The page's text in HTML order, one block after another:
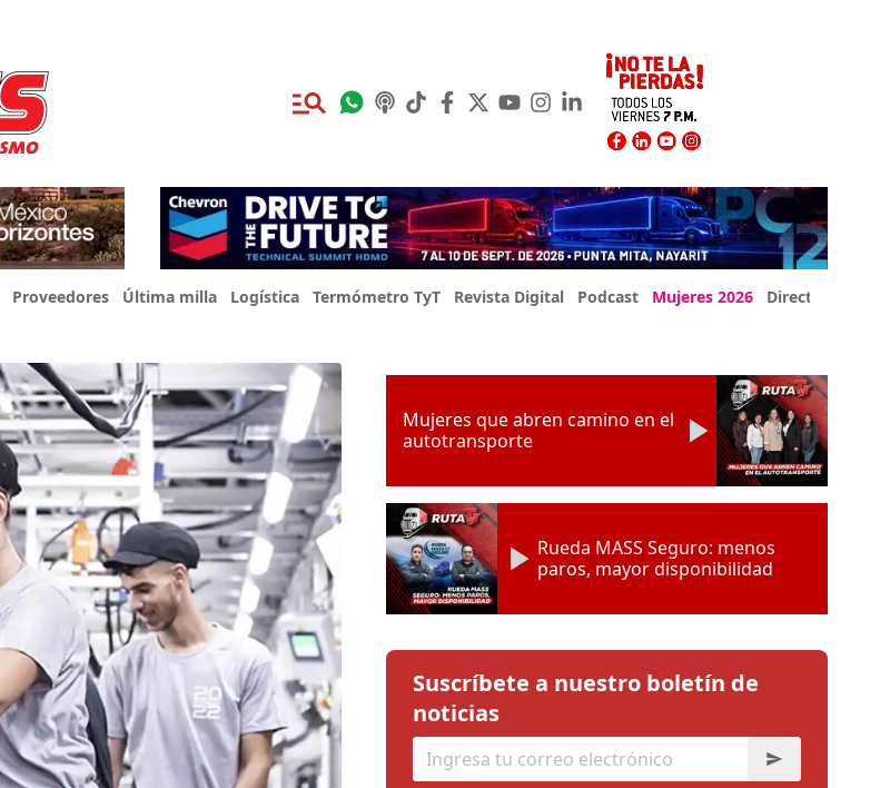
Proveedores Última milla Logística Termómetro TyT Revista Digital Podcast Mujeres 2026 Directorio Expo
Mujeres que abren camino en el
autotransporte
Rueda MASS Seguro: menos
paros, mayor disponibilidad
Suscríbete a nuestro boletín de
noticias